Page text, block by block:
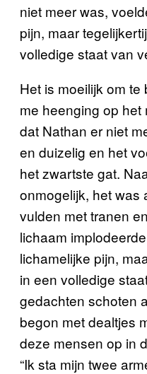
niet meer was,
pijn, maar
volledige staat van
Het is moeilijk om
me heenging op het
dat Nathan er niet
en duizelig en het
het zwartste gat.
onmogelijk, het was
vulden met tranen
lichaam
lichamelijke pijn,
in een volledige
gedachten schoten
begon met dealtjes
deze mensen op in
“Ik sta mijn twee